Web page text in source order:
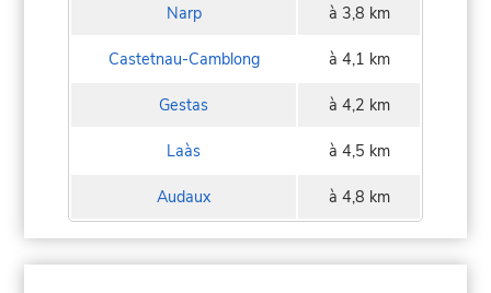
Narp à 3,8 km
Castetnau-Camblong à 4,1 km
Gestas à 4,2 km
Laàs à 4,5 km
Audaux à 4,8 km